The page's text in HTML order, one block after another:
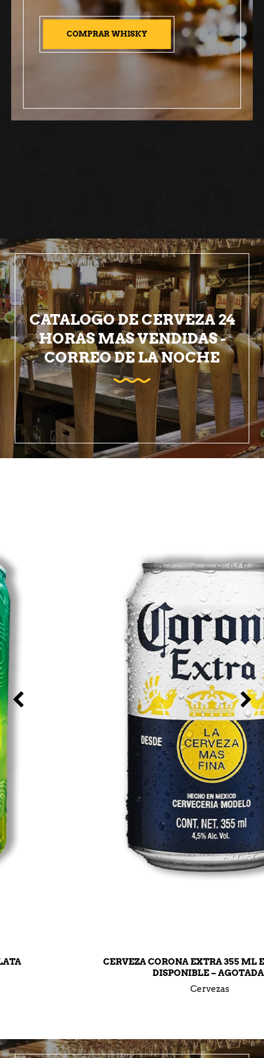
COMPRAR WHISKY
CATALOGO DE CERVEZA 24
HORAS MAS VENDIDAS -
CORREO DE LA NOCHE
CERVEZA CORONA EXTRA 355 ML EN LATA (NO
DISPONIBLE – AGOTADA)